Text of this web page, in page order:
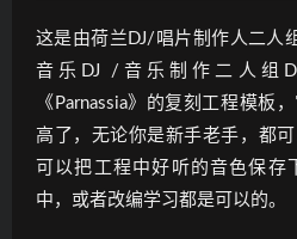
这是由荷兰DJ/唱片制作人二人
音乐DJ /音乐制作二人组
《Parnassia》的复刻工程模板
高了，无论你是新手老手，都
可以把工程中好听的音色保存
中，或者改编学习都是可以的。